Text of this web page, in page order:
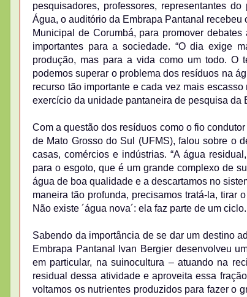
pesquisadores, professores, representantes
Água, o auditório da Embrapa Pantanal recebeu
Municipal de Corumbá, para promover
importantes para a sociedade. “O dia exige
produção, mas para a vida como um todo. O
podemos superar o problema dos resíduos na
recurso tão importante e cada vez mais
exercício da unidade pantaneira de pesquisa da
Com a questão dos resíduos como o fio
de Mato Grosso do Sul (UFMS), falou sobre o
casas, comércios e indústrias. “A água
para o esgoto, que é um grande complexo de
água de boa qualidade e a descartamos no
maneira tão profunda, precisamos tratá-la, tirar
Não existe ´água nova´: ela faz parte de um
Sabendo da importância de se dar um destino
Embrapa Pantanal Ivan Bergier desenvolveu
em particular, na suinocultura – atuando na
residual dessa atividade e aproveita essa
voltamos os nutrientes produzidos para fazer o